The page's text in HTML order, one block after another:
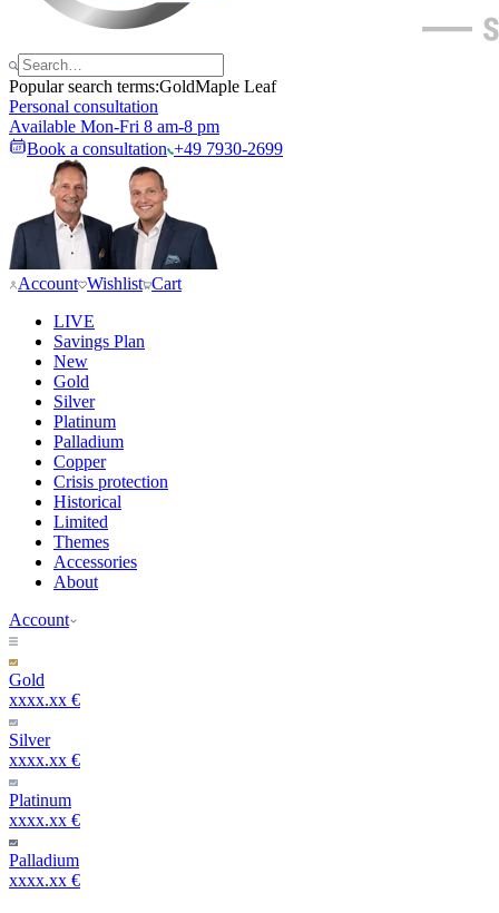
Popular search terms:GoldMaple Leaf
Personal consultation
Available Mon-Fri 8 am-8 pm
Book a consultation +49 7930-2699
Account Wishlist Cart
LIVE
Savings Plan
New
Gold
Silver
Platinum
Palladium
Copper
Crisis protection
Historical
Limited
Themes
Accessories
About
Account
Gold
xxxx.xx €
Silver
xxxx.xx €
Platinum
xxxx.xx €
Palladium
xxxx.xx €